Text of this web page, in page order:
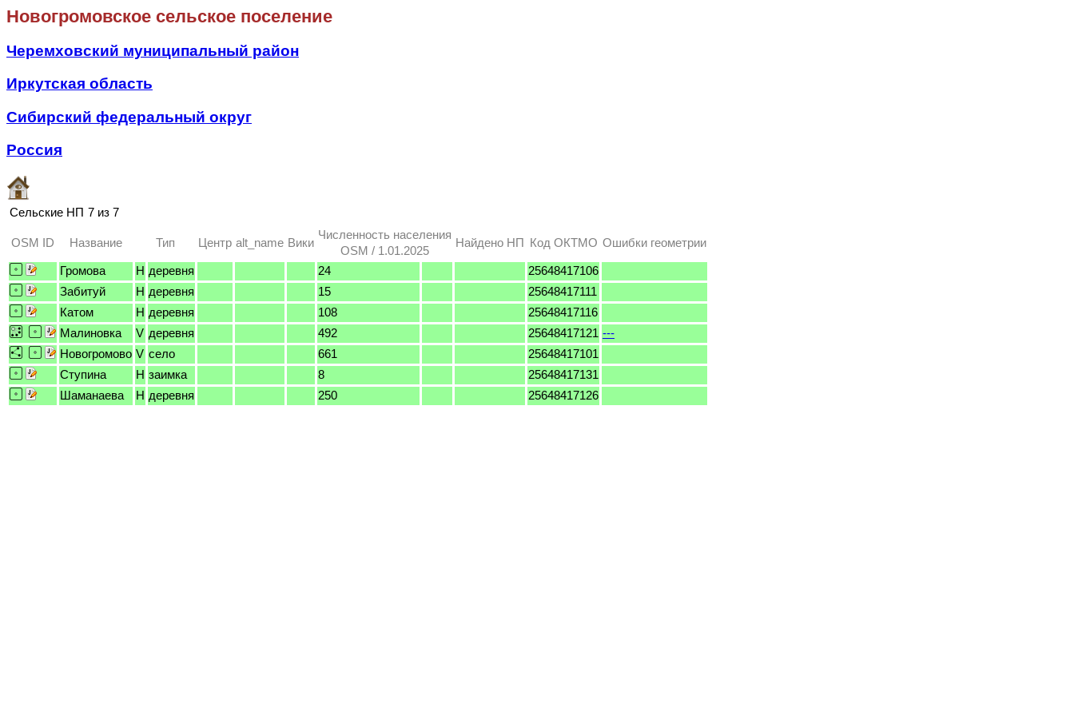
Новогромовское сельское поселение
Черемховский муниципальный район
Иркутская область
Сибирский федеральный округ
Россия
Сельские НП 7 из 7
OSM ID Название Тип Центр alt_name Вики
Численность населения
OSM / 1.01.2025
Найдено НП Код ОКТМО Ошибки геометрии
Громова H деревня 24
25648417106
Забитуй
H деревня 15
25648417111
Катом
H деревня 108
25648417116
Малиновка
V деревня 492 25648417121 ---
Новогромово V село 661
25648417101
Ступина
H заимка 8
25648417131
Шаманаева
H деревня 250 25648417126